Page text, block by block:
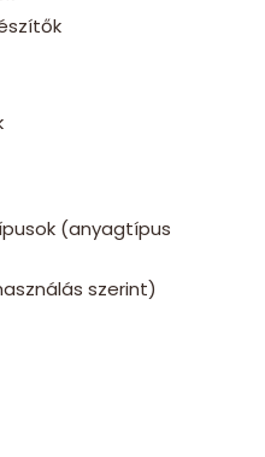
(anyagtípus
szerint)